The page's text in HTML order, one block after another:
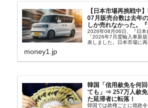
【日本市場再挑戦中
07月販売台数は去年
しか売れなかった。
2026年08月06日、『日本
「2026年7月度輸入車新
表しました。日本市場に
台数はこの中に捉えられ
money1.jp
韓国「信用赦免を何
ても」⇒ 257万人赦免
た延滞者に転落！
韓国では政権ごとに徳政